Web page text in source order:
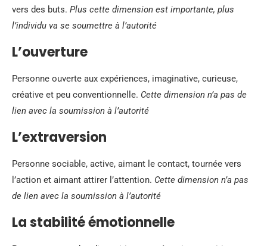
vers des buts. Plus cette dimension est importante, plus
l’individu va se soumettre à l’autorité
L’ouverture
Personne ouverte aux expériences, imaginative, curieuse,
créative et peu conventionnelle. Cette dimension n’a pas de
lien avec la soumission à l’autorité
L’extraversion
Personne sociable, active, aimant le contact, tournée vers
l’action et aimant attirer l’attention. Cette dimension n’a pas
de lien avec la soumission à l’autorité
La stabilité émotionnelle